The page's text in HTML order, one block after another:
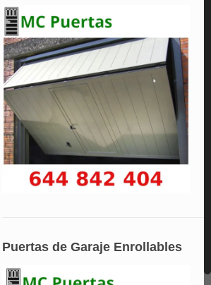
Puertas de Garaje Enrollables